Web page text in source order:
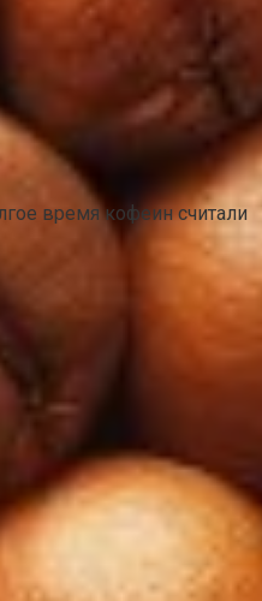
время кофеин считали